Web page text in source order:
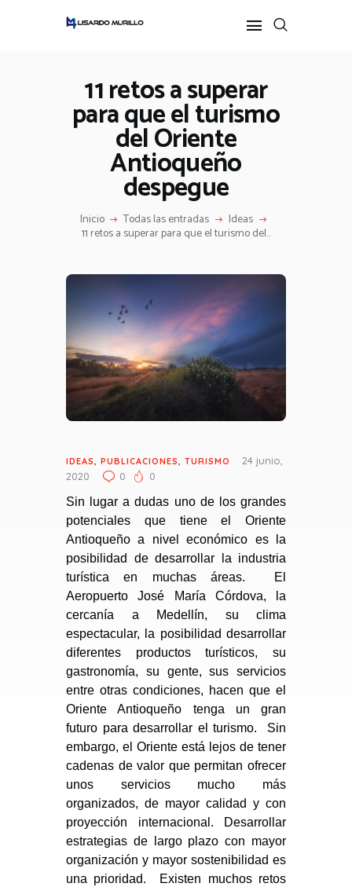
11 retos a superar
para que el turismo
del Oriente
Antioqueño
despegue
Inicio Todas las entradas Ideas
11 retos a superar para que el turismo del...
INICIO
PERFIL
ALL POSTS
PODCAST
IDEAS, PUBLICACIONES, TURISMO
24 junio,
2020
0 0
Sin lugar a dudas uno de los grandes
potenciales que tiene el Oriente
Antioqueño a nivel económico es la
posibilidad de desarrollar la industria
turística en muchas áreas. El
Aeropuerto José María Córdova, la
cercanía a Medellín, su clima
espectacular, la posibilidad desarrollar
diferentes productos turísticos, su
gastronomía, su gente, sus servicios
entre otras condiciones, hacen que el
Oriente Antioqueño tenga un gran
futuro para desarrollar el turismo. Sin
embargo, el Oriente está lejos de tener
cadenas de valor que permitan ofrecer
unos servicios mucho más
organizados, de mayor calidad y con
proyección internacional. Desarrollar
estrategias de largo plazo con mayor
organización y mayor sostenibilidad es
una prioridad. Existen muchos retos